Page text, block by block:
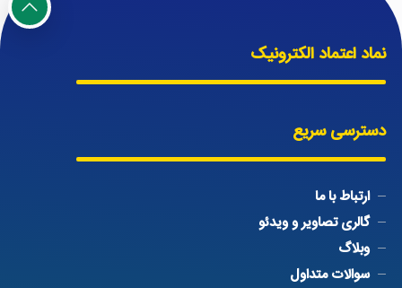
نماد اعتماد الکترونیک
دسترسی سریع
ارتباط با ما
گالری تصاویر و ویدئو
وبلاگ
سوالات متداول